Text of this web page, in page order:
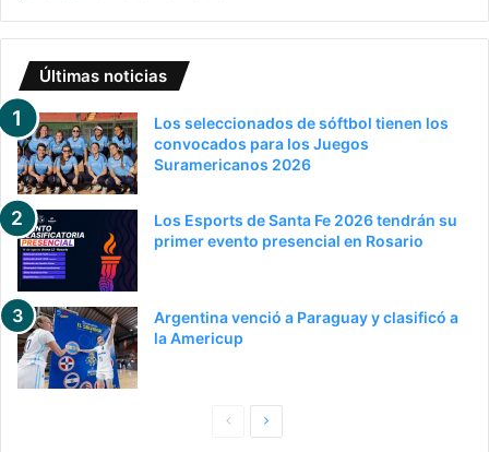
Últimas noticias
Los seleccionados de sóftbol tienen los
convocados para los Juegos
Suramericanos 2026
Los Esports de Santa Fe 2026 tendrán su
primer evento presencial en Rosario
Argentina venció a Paraguay y clasificó a
la Americup
PaginaSiguiente